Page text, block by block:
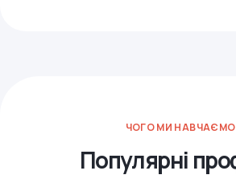
ЧОГО МИ НАВЧАЄМО
Популярні